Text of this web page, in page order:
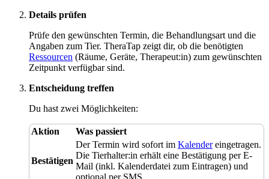
Details prüfen
Prüfe den gewünschten Termin, die Behandlungsart und die
Angaben zum Tier. TheraTap zeigt dir, ob die benötigten
Ressourcen (Räume, Geräte, Therapeut:in) zum gewünschten
Zeitpunkt verfügbar sind.
Entscheidung treffen
Du hast zwei Möglichkeiten:
Aktion Was passiert
Bestätigen
Der Termin wird sofort im Kalendereingetragen.
Die Tierhalter:in erhält eine Bestätigung per E-
Mail (inkl. Kalenderdatei zum Eintragen) und
optional per SMS.